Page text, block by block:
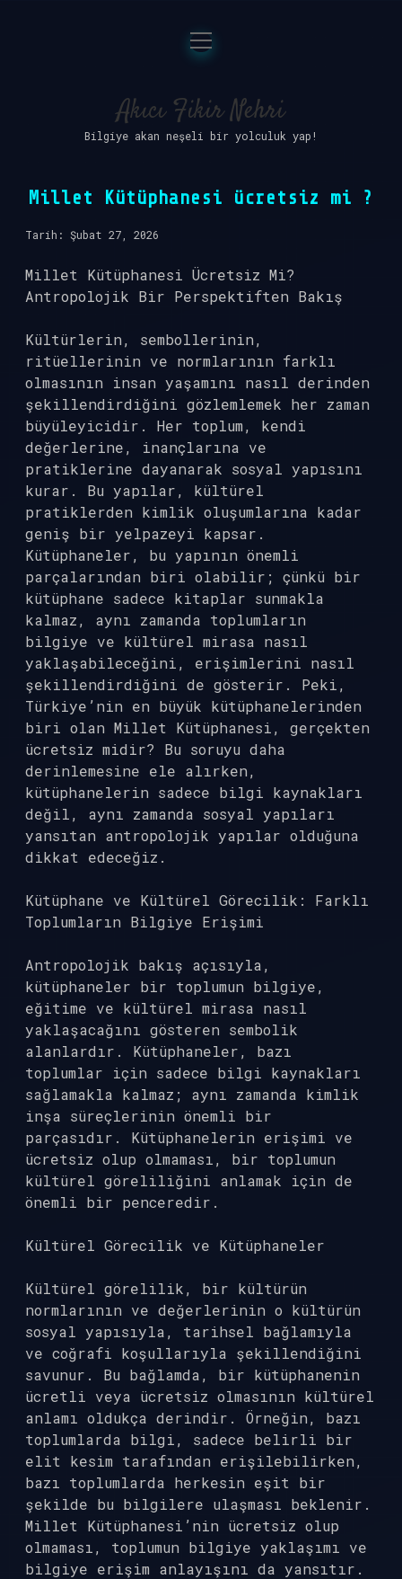
Anasayfa
Gizlilik Politikası
Yasal Uyarı
Hakkımızda
menüyü
aç
Akıcı Fikir Nehri
Bilgiye akan neşeli bir yolculuk yap!
Millet Kütüphanesi ücretsiz mi ?
Tarih: Şubat 27, 2026
Millet Kütüphanesi Ücretsiz Mi?
Antropolojik Bir Perspektiften Bakış
Kültürlerin, sembollerinin,
ritüellerinin ve normlarının farklı
olmasının insan yaşamını nasıl derinden
şekillendirdiğini gözlemlemek her zaman
büyüleyicidir. Her toplum, kendi
değerlerine, inançlarına ve
pratiklerine dayanarak sosyal yapısını
kurar. Bu yapılar, kültürel
pratiklerden kimlik oluşumlarına kadar
geniş bir yelpazeyi kapsar.
Kütüphaneler, bu yapının önemli
parçalarından biri olabilir; çünkü bir
kütüphane sadece kitaplar sunmakla
kalmaz, aynı zamanda toplumların
bilgiye ve kültürel mirasa nasıl
yaklaşabileceğini, erişimlerini nasıl
şekillendirdiğini de gösterir. Peki,
Türkiye’nin en büyük kütüphanelerinden
biri olan Millet Kütüphanesi, gerçekten
ücretsiz midir? Bu soruyu daha
derinlemesine ele alırken,
kütüphanelerin sadece bilgi kaynakları
değil, aynı zamanda sosyal yapıları
yansıtan antropolojik yapılar olduğuna
dikkat edeceğiz.
Kütüphane ve Kültürel Görecilik: Farklı
Toplumların Bilgiye Erişimi
Antropolojik bakış açısıyla,
kütüphaneler bir toplumun bilgiye,
eğitime ve kültürel mirasa nasıl
yaklaşacağını gösteren sembolik
alanlardır. Kütüphaneler, bazı
toplumlar için sadece bilgi kaynakları
sağlamakla kalmaz; aynı zamanda kimlik
inşa süreçlerinin önemli bir
parçasıdır. Kütüphanelerin erişimi ve
ücretsiz olup olmaması, bir toplumun
kültürel göreliliğini anlamak için de
önemli bir penceredir.
Kültürel Görecilik ve Kütüphaneler
Kültürel görelilik, bir kültürün
normlarının ve değerlerinin o kültürün
sosyal yapısıyla, tarihsel bağlamıyla
ve coğrafi koşullarıyla şekillendiğini
savunur. Bu bağlamda, bir kütüphanenin
ücretli veya ücretsiz olmasının kültürel
anlamı oldukça derindir. Örneğin, bazı
toplumlarda bilgi, sadece belirli bir
elit kesim tarafından erişilebilirken,
bazı toplumlarda herkesin eşit bir
şekilde bu bilgilere ulaşması beklenir.
Millet Kütüphanesi’nin ücretsiz olup
olmaması, toplumun bilgiye yaklaşımı ve
bilgiye erişim anlayışını da yansıtır.